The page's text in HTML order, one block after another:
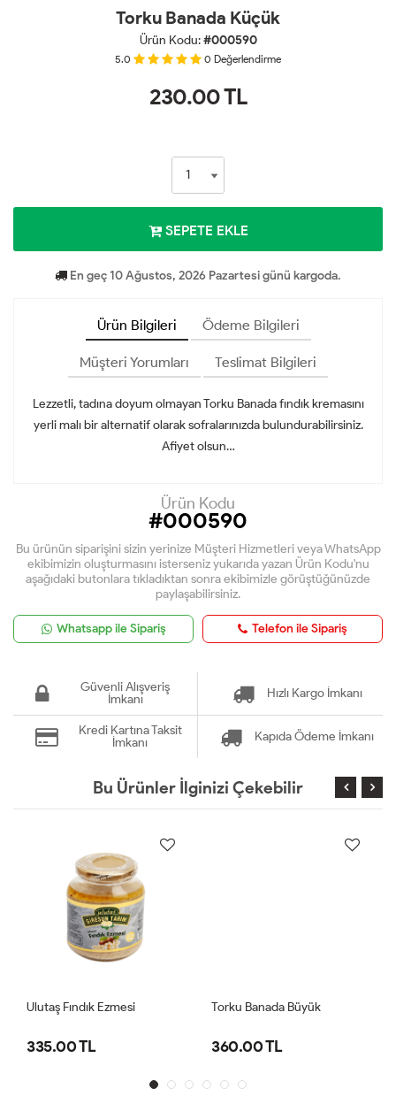
Torku Banada Küçük
Ürün Kodu:#000590
5.0 0 Değerlendirme
230.00TL
SEPETE EKLE
En geç 10 Ağustos, 2026 Pazartesi günü kargoda.
Ürün Bilgileri Ödeme Bilgileri
Müşteri Yorumları Teslimat Bilgileri
Lezzetli, tadına doyum olmayan Torku Banada fındık kremasını
yerli malı bir alternatif olarak sofralarınızda bulundurabilirsiniz.
Afiyet olsun…
Ürün Kodu
#000590
Bu ürünün siparişini sizin yerinize Müşteri Hizmetleri veya WhatsApp
ekibimizin oluşturmasını isterseniz yukarıda yazan Ürün Kodu'nu
aşağıdaki butonlara tıkladıktan sonra ekibimizle görüştüğünüzde
paylaşabilirsiniz.
Whatsapp ile Sipariş Telefon ile Sipariş
Güvenli Alışveriş
İmkanı
Hızlı Kargo İmkanı
Kredi Kartına Taksit
İmkanı
Kapıda Ödeme İmkanı
Bu Ürünler İlginizi Çekebilir
Ulutaş Fındık Ezmesi
335.00 TL
Torku Banada Büyük
360.00 TL